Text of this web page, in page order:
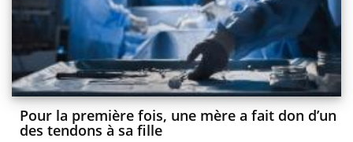
Pour la première fois, une mère a fait don d’un
des tendons à sa fille